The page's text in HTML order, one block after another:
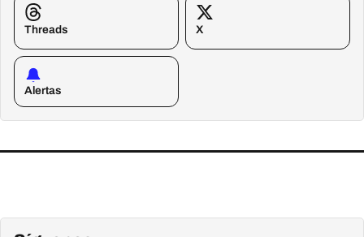
Threads X
Alertas